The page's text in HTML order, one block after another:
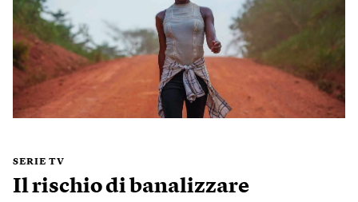
SERIE TV
Il rischio di banalizzare